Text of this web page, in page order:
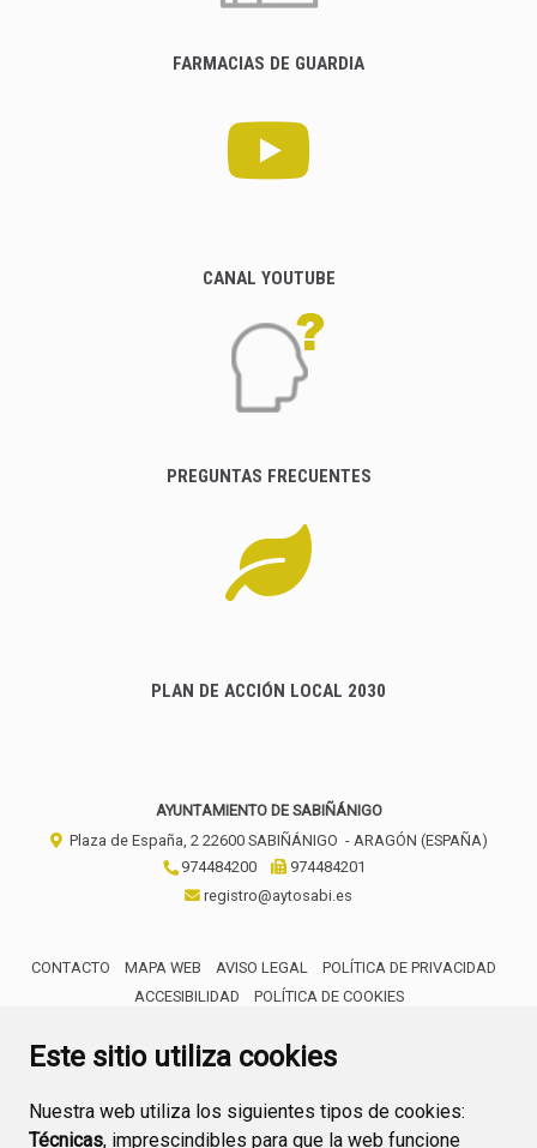
Este sitio utiliza cookies
Nuestra web utiliza los siguientes tipos de cookies:
Técnicas, imprescindibles para que la web funcione
FARMACIAS DE GUARDIA
CANAL YOUTUBE
PREGUNTAS FRECUENTES
PLAN DE ACCIÓN LOCAL 2030
AYUNTAMIENTO DE SABIÑÁNIGO
Plaza de España, 2 22600 SABIÑÁNIGO - ARAGÓN (ESPAÑA)
974484200
974484201
registro@aytosabi.es
CONTACTO MAPA WEB AVISO LEGAL
POLÍTICA DE PRIVACIDAD
ACCESIBILIDAD
POLÍTICA DE COOKIES